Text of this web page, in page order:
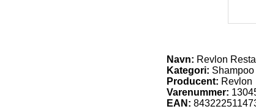
Navn: Revlon
Kategori: Shampoo
Producent: Revlon
Varenummer:
EAN: